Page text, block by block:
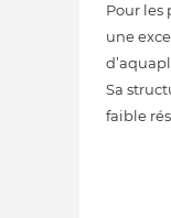
Pour les
une
Sa
faible